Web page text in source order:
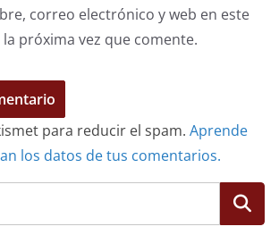
correo electrónico y web en este
próxima vez que comente.
para reducir el spam. Aprende
los datos de tus comentarios.